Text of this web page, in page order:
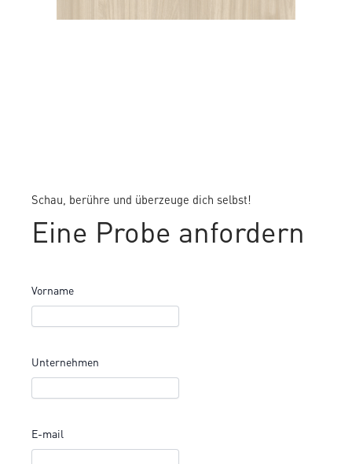
Schau, berühre und überzeuge dich selbst!
Eine Probe anfordern
Vorname
Unternehmen
E-mail